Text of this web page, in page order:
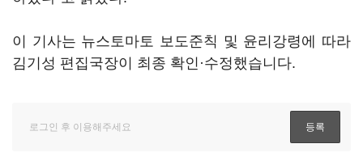
이 기사는 뉴스토마토 보도준칙 및 윤리강령에 따라
김기성 편집국장이 최종 확인·수정했습니다.